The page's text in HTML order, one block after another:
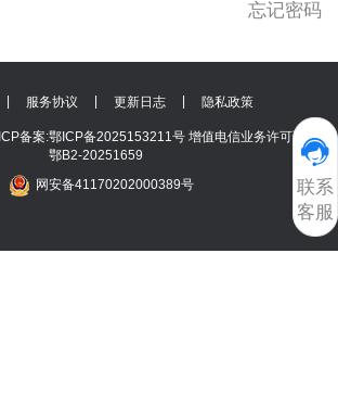
忘记密码
服务协议 更新日志 隐私政策
ICP备案:鄂ICP备2025153211号 增值电信业务许可证号
鄂B2-20251659
网安备41170202000389号
联系
客服